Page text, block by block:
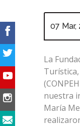
07 Mar,
La
nuestra
María